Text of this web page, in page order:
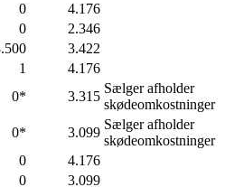
0
4.176
0
2.346
3.422
1
4.176
0* 3.315
Sælger afholder
skødeomkostninger
0* 3.099
Sælger afholder
skødeomkostninger
0
4.176
0
3.099